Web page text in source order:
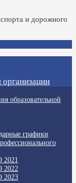
и дорожного
организации
образовательной
графики
2021
2022
2023